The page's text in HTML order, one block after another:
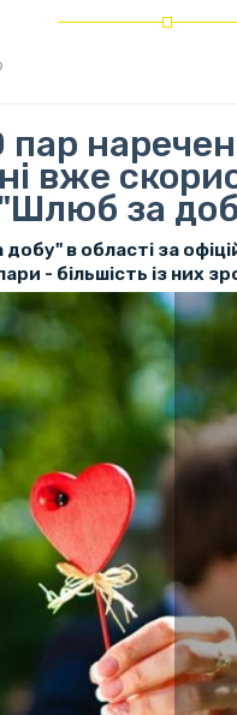
вже
за
в області за
- більшість із них